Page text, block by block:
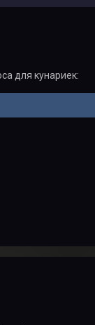
для кунариек: